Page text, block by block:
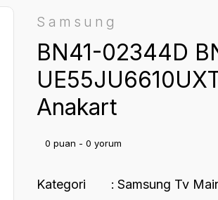
Samsung
BN41-02344D
Anakart
0 puan - 0 yorum
Kategori
Samsung Tv